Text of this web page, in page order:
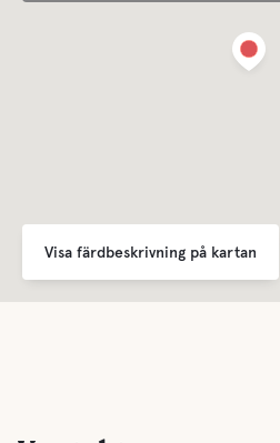
Visa färdbeskrivning på kartan